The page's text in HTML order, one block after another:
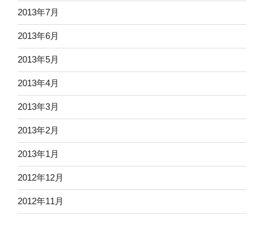
2013年7月
2013年6月
2013年5月
2013年4月
2013年3月
2013年2月
2013年1月
2012年12月
2012年11月